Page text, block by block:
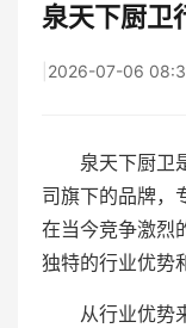
泉天下厨卫
2026-07-06
泉天下厨卫
司旗下的品牌，
在当今竞争激烈
独特的行业优势
从行业优势